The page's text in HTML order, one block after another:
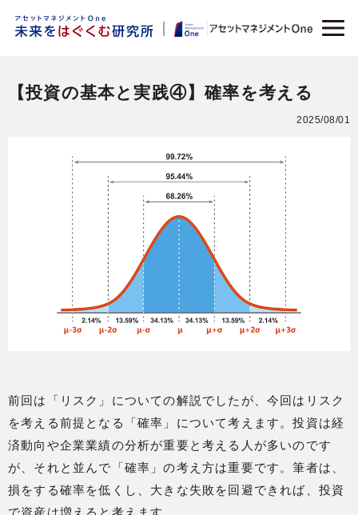
【投資の基本と実践④】確率を考える
2025/08/01
前回は「リスク」についての解説でしたが、今回はリスク
を考える前提となる「確率」について考えます。投資は経
済動向や企業業績の分析が重要と考える人が多いのです
が、それと並んで「確率」の考え方は重要です。筆者は、
損をする確率を低くし、大きな失敗を回避できれば、投資
で資産は増えると考えます。